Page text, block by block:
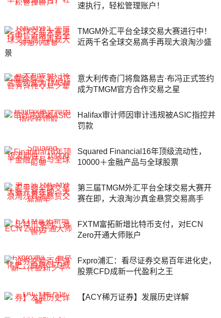
速执行，轻松管理账户！
TMGM外汇平台全球交易大赛进行中！
近两千名全球交易高手再现大浪淘沙盛
景
意大利传奇门将詹路易吉·布冯正式签约
成为TMGM官方合作交易之星
Halifax审计师因审计违规被ASIC指控并
罚款
Squared Financial16年顶级流动性，
10000＋金融产品与全球股票
第三届TMGM外汇平台全球交易大赛开
赛在即，大浪淘沙真金悬赏交易高手
FXTM富拓新增比特币支付，对ECN
Zero开通大师账户
Fxpro浦汇：看尽证券交易百年进化史，
股票CFD成新一代盈利之王
【ACY稀万证券】发展历史详解